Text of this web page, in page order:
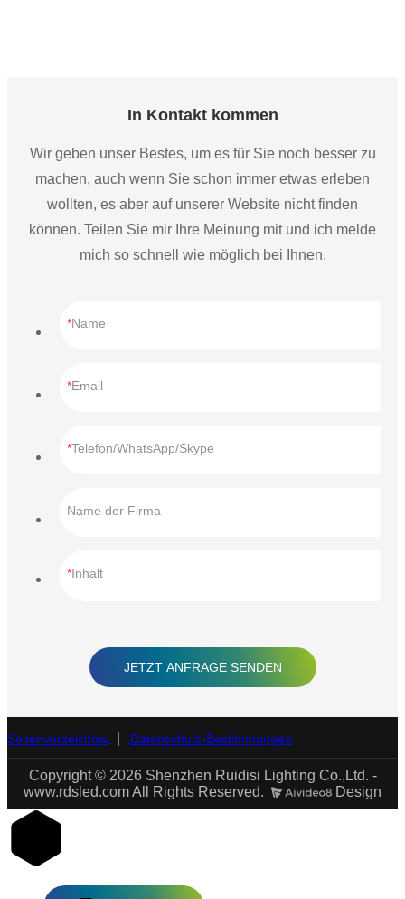
In Kontakt kommen
Wir geben unser Bestes, um es für Sie noch besser zu
machen, auch wenn Sie schon immer etwas erleben
wollten, es aber auf unserer Website nicht finden
können. Teilen Sie mir Ihre Meinung mit und ich melde
mich so schnell wie möglich bei Ihnen.
Name
Email
Telefon/WhatsApp/Skype
Name der Firma
Inhalt
JETZT ANFRAGE SENDEN
Seitenverzeichnis Datenschutz-Bestimmungen
Copyright © 2026 Shenzhen Ruidisi Lighting Co.,Ltd. -
www.rdsled.com All Rights Reserved.
Design